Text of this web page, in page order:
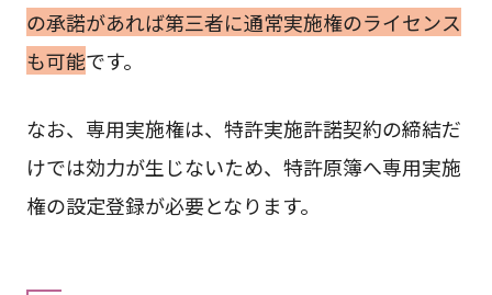
の承諾があれば第三者に通常実施権のライセンス
も可能です。
なお、専用実施権は、特許実施許諾契約の締結だ
けでは効力が生じないため、特許原簿へ専用実施
権の設定登録が必要となります。